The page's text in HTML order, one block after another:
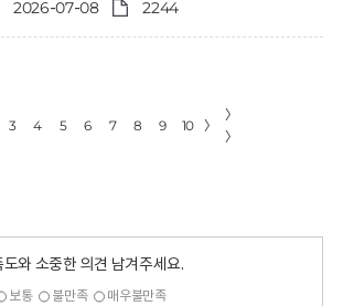
2026-07-08 2244
3 4 5 6 7 8 9 10 〉
〉
〉
와 소중한 의견 남겨주세요.
보통 불만족 매우불만족